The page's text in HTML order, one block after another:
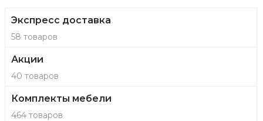
Экспресс доставка
58 товаров
Акции
40 товаров
Комплекты мебели
464 товаров